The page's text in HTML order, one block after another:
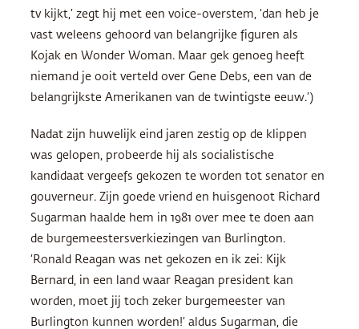
tv kijkt,’ zegt hij met een voice-overstem, ‘dan heb je
vast weleens gehoord van belangrijke figuren als
Kojak en Wonder Woman. Maar gek genoeg heeft
niemand je ooit verteld over Gene Debs, een van de
belangrijkste Amerikanen van de twintigste eeuw.’)
Nadat zijn huwelijk eind jaren zestig op de klippen
was gelopen, probeerde hij als socialistische
kandidaat vergeefs gekozen te worden tot senator en
gouverneur. Zijn goede vriend en huisgenoot Richard
Sugarman haalde hem in 1981 over mee te doen aan
de burgemeestersverkiezingen van Burlington.
‘Ronald Reagan was net gekozen en ik zei: Kijk
Bernard, in een land waar Reagan president kan
worden, moet jij toch zeker burgemeester van
Burlington kunnen worden!’ aldus Sugarman, die